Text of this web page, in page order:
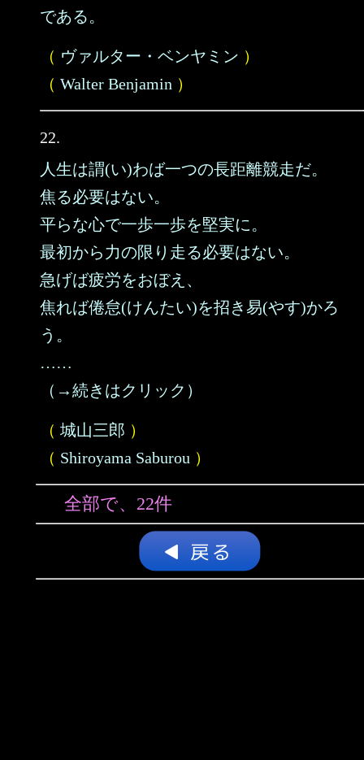
である。
（ ヴァルター・ベンヤミン ）
（ Walter Benjamin ）
22.
人生は謂(い)わば一つの長距離競走だ。
焦る必要はない。
平らな心で一歩一歩を堅実に。
最初から力の限り走る必要はない。
急げば疲労をおぼえ、
焦れば倦怠(けんたい)を招き易(やす)かろ
う。
……
（→続きはクリック）
（ 城山三郎 ）
（ Shiroyama Saburou ）
全部で、22件